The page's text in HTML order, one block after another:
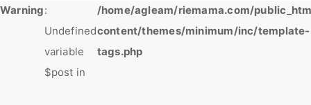
Warning:
Undefined
variable
$post in
/home/agleam/riemama.com/
content/themes/minimum/inc/template-
tags.php